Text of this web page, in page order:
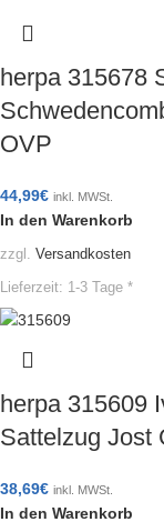
herpa 315678
OVP
44,99€ inkl. MWSt.
In den Warenkorb
zzgl. Versandkosten
Lieferzeit: 1-3 Tage *
herpa 315609
Sattelzug Jost
38,69€ inkl. MWSt.
In den Warenkorb